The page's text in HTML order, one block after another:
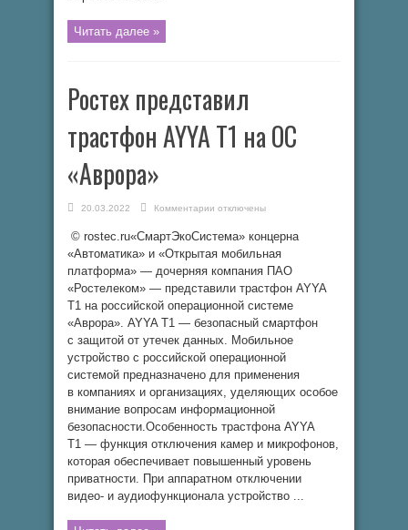
Читать далее »
Ростех представил
трастфон AYYA T1 на ОС
«Аврора»
20.03.2022 Комментарии
представил
AYYA
T1
на
ОС
«Аврора»
отключены
© rostec.ru«СмартЭкоСистема» концерна
«Автоматика» и «Открытая мобильная
платформа» — дочерняя компания ПАО
«Ростелеком» — представили трастфон AYYA
T1 на российской операционной системе
«Аврора». AYYA T1 — безопасный смартфон
с защитой от утечек данных. Мобильное
устройство с российской операционной
системой предназначено для применения
в компаниях и организациях, уделяющих особое
внимание вопросам информационной
безопасности.Особенность трастфона AYYA
T1 — функция отключения камер и микрофонов,
которая обеспечивает повышенный уровень
приватности. При аппаратном отключении
видео- и аудиофункционала устройство ...